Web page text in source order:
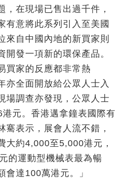
，在現場已售出過千件，
有意將此系列引入至美國
來自中國內地的新買家則
開發一項新的環保產品。
買家的反應都非常熱
亦全面開放給公眾人士入
場調查亦發現，公眾人士
元。香港邁拿鐘表國際有
騫表示，展會人流不錯，
大約4,000至5,000港元，
的運動型機械表最為暢
會達100萬港元。」